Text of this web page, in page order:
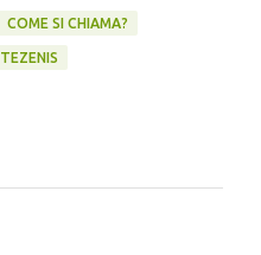
COME SI CHIAMA?
TEZENIS